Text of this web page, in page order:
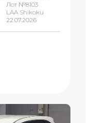
Лот №8103
LAA Shikoku
22.07.2026